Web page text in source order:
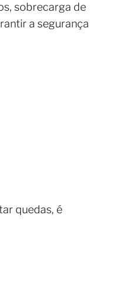
sobrecarga de
a segurança
quedas, é